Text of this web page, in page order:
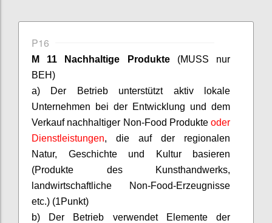
P16
M 11 Nachhaltige Produkte(MUSS nur
BEH)
a) Der Betrieb unterstützt aktiv lokale
Unternehmen bei der Entwicklung und dem
Verkauf nachhaltiger Non-Food Produkte oder
Dienstleistungen, die auf der regionalen
Natur, Geschichte und Kultur basieren
(Produkte des Kunsthandwerks,
landwirtschaftliche Non-Food-Erzeugnisse
etc.) (1Punkt)
b) Der Betrieb verwendet Elemente der